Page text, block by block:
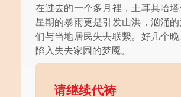
在过去的一个多月裡，土耳其哈
星期的暴雨更是引发山洪，汹涌
们与当地居民失去联繫。好几个
陷入失去家园的梦魇。
请继续代祷